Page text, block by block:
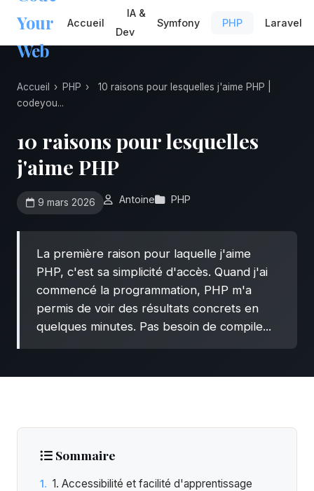
Your
Web
Accueil
IA &
Dev
Symfony PHP Laravel
Accueil › PHP ›
10 raisons pour lesquelles j'aime PHP |
codeyou...
10 raisons pour lesquelles
j'aime PHP
9 mars 2026 Antoine PHP
La première raison pour laquelle j'aime
PHP, c'est sa simplicité d'accès. Quand j'ai
commencé la programmation, PHP m'a
permis de voir des résultats concrets en
quelques minutes. Pas besoin de compile...
Sommaire
1. Accessibilité et facilité d'apprentissage